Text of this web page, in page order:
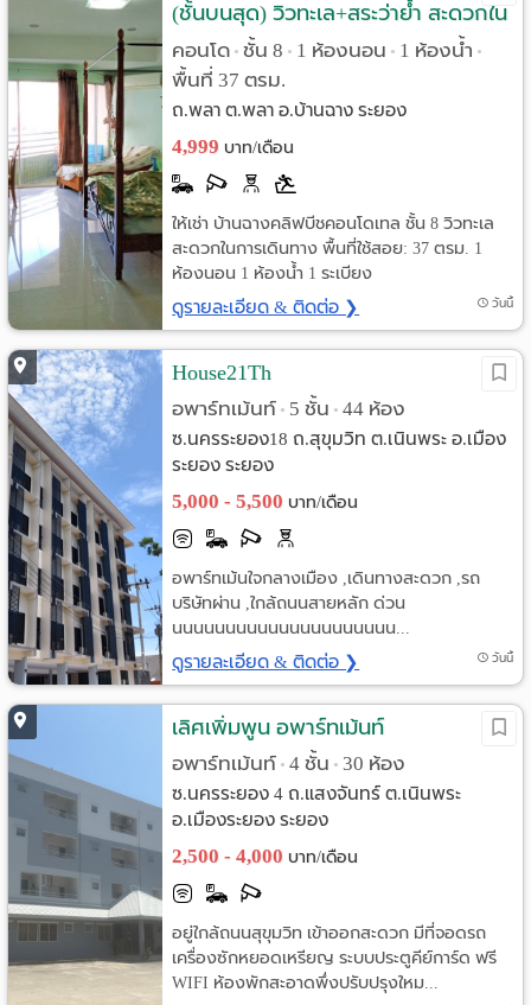
(ชั้นบนสุด) วิวทะเล+สระว่าย้ำ สะดวกใน
การเดินทาง
คอนโด • ชั้น 8 • 1 ห้องนอน • 1 ห้องน้ำ •
พื้นที่ 37 ตรม.
ถ.พลา ต.พลา อ.บ้านฉาง ระยอง
4,999 บาท/เดือน
ให้เช่า บ้านฉางคลิฟบีชคอนโดเทล ชั้น 8 วิวทะเล
สะดวกในการเดินทาง พื้นที่ใช้สอย: 37 ตรม. 1
ห้องนอน 1 ห้องน้ำ 1 ระเบียง
ดูรายละเอียด & ติดต่อ ❯ วันนี้
House21Th
อพาร์ทเม้นท์ • 5 ชั้น • 44 ห้อง
ซ.นครระยอง18 ถ.สุขุมวิท ต.เนินพระ อ.เมือง
ระยอง ระยอง
5,000 - 5,500 บาท/เดือน
อพาร์ทเม้นใจกลางเมือง ,เดินทางสะดวก ,รถ
บริษัทผ่าน ,ใกล้ถนนสายหลัก ด่วน
นนนนนนนนนนนนนนนนนนนนน...
ดูรายละเอียด & ติดต่อ ❯ วันนี้
เลิศเพิ่มพูน อพาร์ทเม้นท์
อพาร์ทเม้นท์ • 4 ชั้น • 30 ห้อง
ซ.นครระยอง 4 ถ.แสงจันทร์ ต.เนินพระ
อ.เมืองระยอง ระยอง
2,500 - 4,000 บาท/เดือน
อยู่ใกล้ถนนสุขุมวิท เข้าออกสะดวก มีที่จอดรถ
เครื่องซักหยอดเหรียญ ระบบประตูคีย์การ์ด ฟรี
WIFI ห้องพักสะอาดพึ่งปรับปรุงใหม...